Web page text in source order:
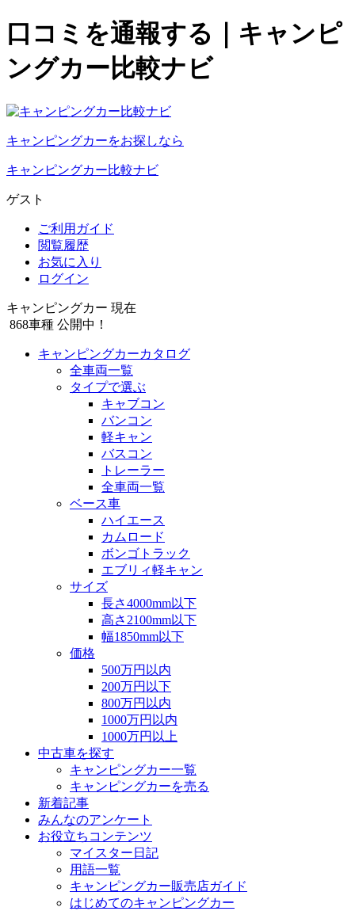
口コミを通報する｜キャンピ
ングカー比較ナビ
キャンピングカーをお探しなら
キャンピングカー比較ナビ
ゲスト
ご利用ガイド
閲覧履歴
お気に入り
ログイン
キャンピングカー 現在
868車種 公開中！
キャンピングカーカタログ
全車両一覧
タイプで選ぶ
キャブコン
バンコン
軽キャン
バスコン
トレーラー
全車両一覧
ベース車
ハイエース
カムロード
ボンゴトラック
エブリィ軽キャン
サイズ
長さ4000mm以下
高さ2100mm以下
幅1850mm以下
価格
500万円以内
200万円以下
800万円以内
1000万円以内
1000万円以上
中古車を探す
キャンピングカー一覧
キャンピングカーを売る
新着記事
みんなのアンケート
お役立ちコンテンツ
マイスター日記
用語一覧
キャンピングカー販売店ガイド
はじめてのキャンピングカー